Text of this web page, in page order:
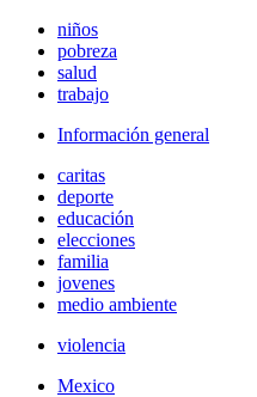
niños
pobreza
salud
trabajo
Información general
caritas
deporte
educación
elecciones
familia
jovenes
medio ambiente
violencia
Mexico